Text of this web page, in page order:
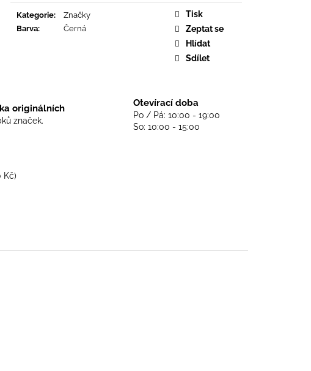
Kategorie:
Značky
Barva: Černá
Tisk
Zeptat se
Hlídat
Sdílet
originálních
značek.
Otevírací doba
Po / Pá: 10:00 - 19:00
So: 10:00 - 15:00
Kč)
NEVER DIE - BLACK